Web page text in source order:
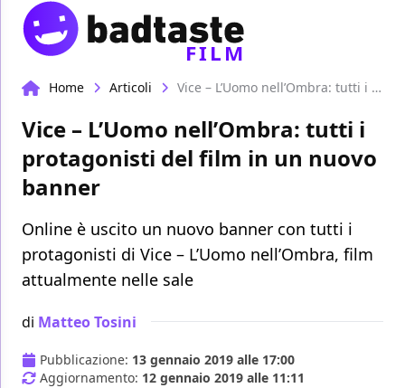
FILM
Home Articoli Vice – L’Uomo nell’Ombra: tutti i protagonisti del film in un nuovo banner
Vice – L’Uomo nell’Ombra: tutti i
protagonisti del film in un nuovo
banner
Online è uscito un nuovo banner con tutti i
protagonisti di Vice – L’Uomo nell’Ombra, film
attualmente nelle sale
di Matteo Tosini
Pubblicazione: 13 gennaio 2019 alle 17:00
Aggiornamento: 12 gennaio 2019 alle 11:11